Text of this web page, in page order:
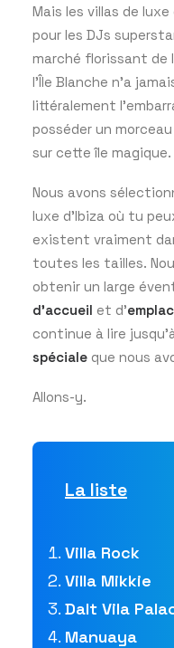
Mais les villas de
pour les DJs
marché florissant de
l’Île Blanche n’a
littéralement
posséder un
sur cette île magique.
Nous avons
luxe d’Ibiza où tu
existent vraiment
toutes les tailles.
obtenir un large
d’accueil et d’
continue à lire
spéciale que nous
Allons-y.
La liste
Villa Rock
Villa Mikkie
Dalt Vila
Manuaya